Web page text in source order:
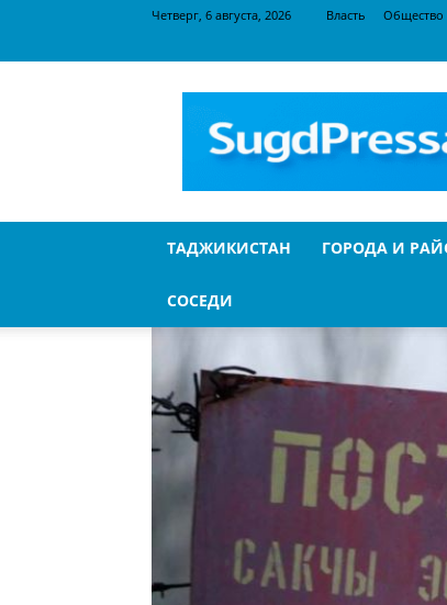
Четверг, 6 августа, 2026 Власть Общество
ТАДЖИКИСТАН ГОРОДА И
СОСЕДИ